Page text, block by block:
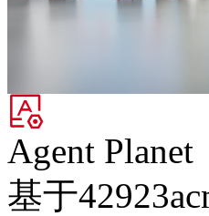
Agent Planet
基于